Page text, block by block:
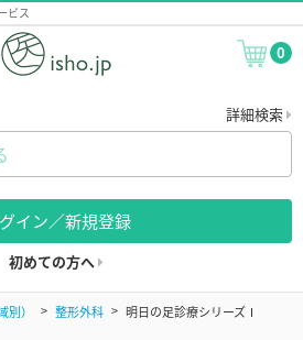
ビス
0
詳細検索
イン／新規登録
初めての方へ
） 整形外科 明日の足診療シリーズⅠ